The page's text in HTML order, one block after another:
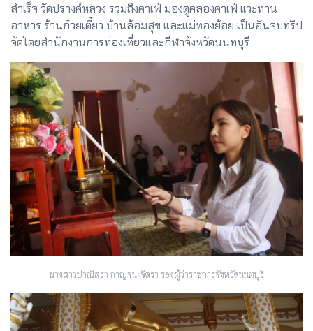
สำเร็จ วัดปรางค์หลวง รวมถึงคาเฟ่ มองดูคลองคาเฟ่ แวะทาน
อาหาร ร้านก๋วยเตี๋ยว บ้านล้อมสุข และแม่ทองย้อย เป็นอันจบทริป
จัดโดยสำนักงานการท่องเที่ยวและกีฬาจังหวัดนนทบุรี
นางสาวปาณิสรา กาญจนะจิตรา รองผู้ว่าราชการจังหวัดนนทบุรี